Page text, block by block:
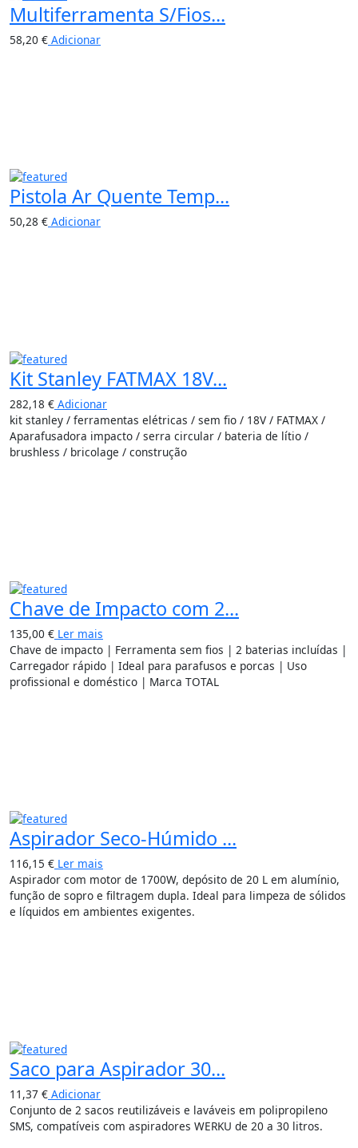
Multiferramenta S/Fios...
58,20 € Adicionar
Pistola Ar Quente Temp...
50,28 € Adicionar
Kit Stanley FATMAX 18V...
282,18 € Adicionar
kit stanley / ferramentas elétricas / sem fio / 18V / FATMAX /
Aparafusadora impacto / serra circular / bateria de lítio /
brushless / bricolage / construção
Chave de Impacto com 2...
135,00 € Ler mais
Chave de impacto | Ferramenta sem fios | 2 baterias incluídas |
Carregador rápido | Ideal para parafusos e porcas | Uso
profissional e doméstico | Marca TOTAL
Aspirador Seco-Húmido ...
116,15 € Ler mais
Aspirador com motor de 1700W, depósito de 20 L em alumínio,
função de sopro e filtragem dupla. Ideal para limpeza de sólidos
e líquidos em ambientes exigentes.
Saco para Aspirador 30...
11,37 € Adicionar
Conjunto de 2 sacos reutilizáveis e laváveis em polipropileno
SMS, compatíveis com aspiradores WERKU de 20 a 30 litros.